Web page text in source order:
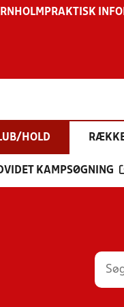
PRAKTISK
HOLD
KAMPSØGNING